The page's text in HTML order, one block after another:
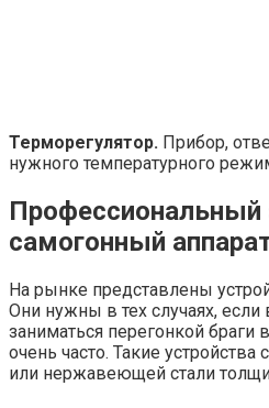
Терморегулятор. Прибор,
нужного температурного
Профессиональный
самогонный
На рынке представлены
Они нужны в тех случаях, если
заниматься перегонкой
очень часто. Такие
или нержавеющей стали